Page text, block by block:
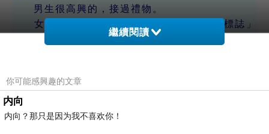
男生很高興的，接過禮物。
女生在一旁偷笑，兩手還比著「勝利的標誌」
來了——
原來是盒子裡，跳出一個「鬼怪頭」。
繼續閱讀
你可能感興趣的文章
内向
内向？那只是因为我不喜欢你！